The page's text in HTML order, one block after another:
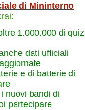
di Mininterno
1.000.000 di quiz
dati ufficiali
e di batterie di
nuovi bandi di
partecipare